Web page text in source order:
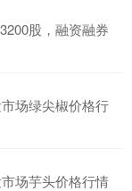
股，融资融券
场绿尖椒价格行
场芋头价格行情